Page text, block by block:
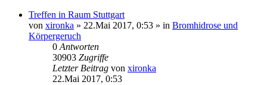
Treffen in Raum Stuttgart
von xironka » 22.Mai 2017, 0:53 » in Bromhidrose und
Körpergeruch
0 Antworten
30903 Zugriffe
Letzter Beitrag von xironka
22.Mai 2017, 0:53